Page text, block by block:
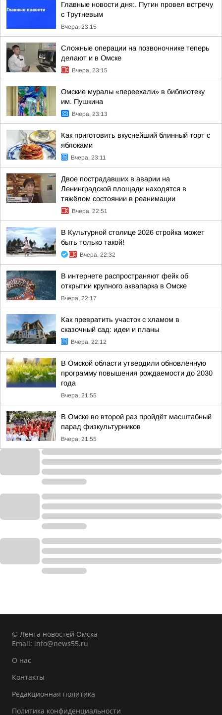
Главные новости дня:. Путин провел встречу
с Трутневым
Вчера, 23:15
Сложные операции на позвоночнике теперь
делают и в Омске
Вчера, 23:15
Омские муралы «переехали» в библиотеку
им. Пушкина
Вчера, 23:13
Как приготовить вкуснейший блинный торт с
яблоками
Вчера, 23:11
Двое пострадавших в аварии на
Ленинградской площади находятся в
тяжёлом состоянии в реанимации
Вчера, 22:51
В Культурной столице 2026 стройка может
быть только такой!
Вчера, 22:32
В интернете распространяют фейк об
открытии крупного аквапарка в Омске
Вчера, 22:17
Как превратить участок с хламом в
сказочный сад: идеи и планы
Вчера, 22:12
В Омской области утвердили обновлённую
программу повышения рождаемости до 2030
года
Вчера, 21:55
В Омске во второй раз пройдёт масштабный
парад физкультурников
Вчера, 21:55
© Лента новостей Омска
Email: info@news55.ru
О нас
Контакты
Редакционная политика
Политика конфиденциальности